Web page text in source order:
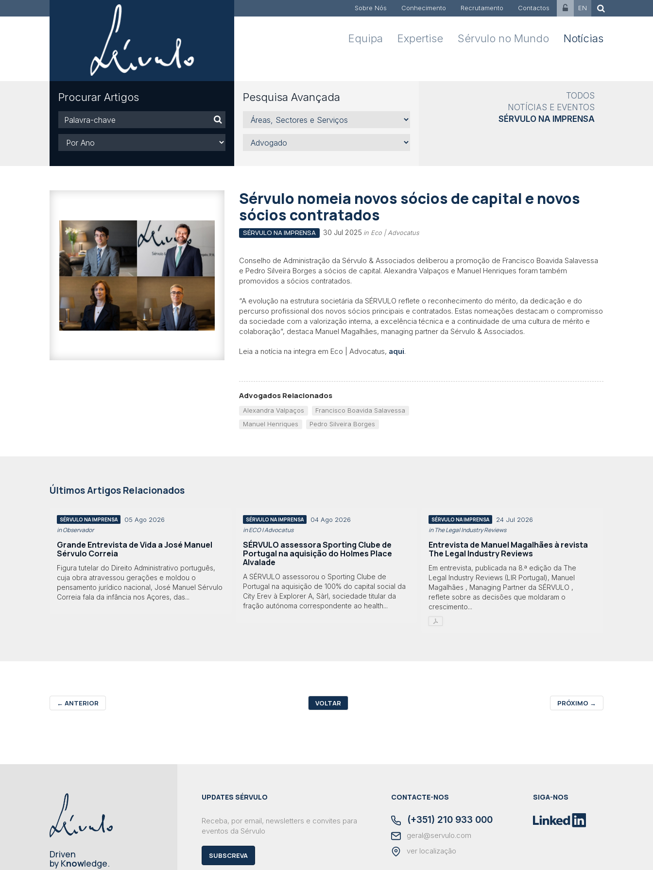
Sobre Nós Conhecimento Recrutamento Contactos EN
Equipa Expertise Sérvulo no Mundo Notícias
Procurar Artigos
Palavra-
chave
Ano
Pesquisa Avançada
Áreas,
Sectores
Serviços
Advogado
TODOS
NOTÍCIAS E EVENTOS
SÉRVULO NA IMPRENSA
Sérvulo nomeia novos sócios de capital e novos
sócios contratados
SÉRVULO NA IMPRENSA 30 Jul 2025 in Eco | Advocatus
Conselho de Administração da Sérvulo & Associados deliberou a promoção de Francisco Boavida Salavessa
e Pedro Silveira Borges a sócios de capital. Alexandra Valpaços e Manuel Henriques foram também
promovidos a sócios contratados.
“A evolução na estrutura societária da SÉRVULO reflete o reconhecimento do mérito, da dedicação e do
percurso profissional dos novos sócios principais e contratados. Estas nomeações destacam o compromisso
da sociedade com a valorização interna, a excelência técnica e a continuidade de uma cultura de mérito e
colaboração”, destaca Manuel Magalhães, managing partner da Sérvulo & Associados.
Leia a notícia na integra em Eco | Advocatus, aqui.
Advogados Relacionados
Alexandra Valpaços
Francisco Boavida Salavessa
Manuel Henriques
Pedro Silveira Borges
Últimos Artigos Relacionados
SÉRVULO NA IMPRENSA 05 Ago 2026
in Observador
Grande Entrevista de Vida a José Manuel
Sérvulo Correia
Figura tutelar do Direito Administrativo português,
cuja obra atravessou gerações e moldou o
pensamento jurídico nacional, José Manuel Sérvulo
Correia fala da infância nos Açores, das...
SÉRVULO NA IMPRENSA 04 Ago 2026
in ECO | Advocatus
SÉRVULO assessora Sporting Clube de
Portugal na aquisição do Holmes Place
Alvalade
A SÉRVULO assessorou o Sporting Clube de
Portugal na aquisição de 100% do capital social da
City Erev à Explorer A, Sàrl, sociedade titular da
fração autónoma correspondente ao health...
SÉRVULO NA IMPRENSA 24 Jul 2026
in The Legal Industry Reviews
Entrevista de Manuel Magalhães à revista
The Legal Industry Reviews
Em entrevista, publicada na 8.ª edição da The
Legal Industry Reviews (LIR Portugal), Manuel
Magalhães , Managing Partner da SÉRVULO ,
reflete sobre as decisões que moldaram o
crescimento...
← ANTERIOR VOLTAR PRÓXIMO →
Driven
by Knowledge.
UPDATES SÉRVULO
Receba, por email, newsletters e convites para
eventos da Sérvulo
SUBSCREVA
CONTACTE-NOS
(+351) 210 933 000
geral@servulo.com
ver localização
SIGA-NOS